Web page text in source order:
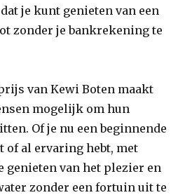
je kunt genieten van een
zonder je bankrekening te
van Kewi Boten maakt
mogelijk om hun
Of je nu een beginnende
of al ervaring hebt, met
genieten van het plezier en
zonder een fortuin uit te